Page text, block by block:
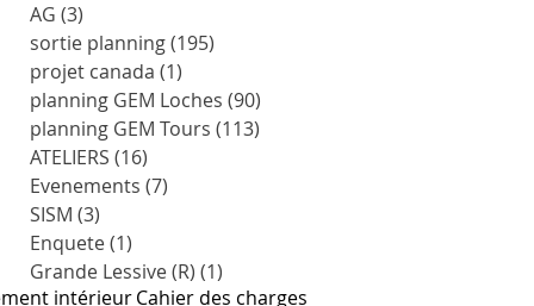
AG (3)
sortie planning(195)
projet canada (1)
planning GEM Loches (90)
planning GEM Tours (113)
ATELIERS (16)
Evenements (7)
SISM (3)
Enquete(1)
Grande Lessive (R) (1)
intérieurCahier des charges